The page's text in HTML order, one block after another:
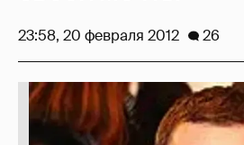
23:58, 20 февраля 2012 26